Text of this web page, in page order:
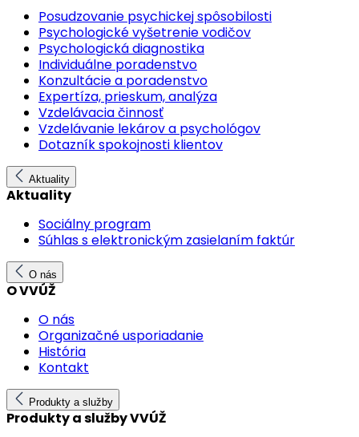
Posudzovanie psychickej spôsobilosti
Psychologické vyšetrenie vodičov
Psychologická diagnostika
Individuálne poradenstvo
Konzultácie a poradenstvo
Expertíza, prieskum, analýza
Vzdelávacia činnosť
Vzdelávanie lekárov a psychológov
Dotazník spokojnosti klientov
Aktuality
Aktuality
Sociálny program
Súhlas s elektronickým zasielaním faktúr
O nás
O VVÚŽ
O nás
Organizačné usporiadanie
História
Kontakt
Produkty a služby
Produkty a služby VVÚŽ